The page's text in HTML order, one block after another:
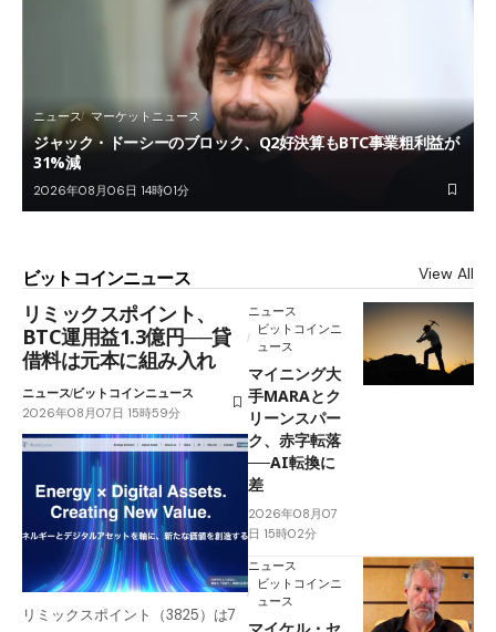
ニュース マーケットニュース
ジャック・ドーシーのブロック、Q2好決算もBTC事業粗利益が
31%減
2026年08月06日 14時01分
ビットコインニュース View All
リミックスポイント、
BTC運用益1.3億円──貸
借料は元本に組み入れ
ニュースビットコインニュース
2026年08月07日 15時59分
リミックスポイント（3825）は7
ニュース
ビットコインニ
ュース
マイニング大
手MARAとク
リーンスパー
ク、赤字転落
──AI転換に
差
2026年08月07
日 15時02分
ニュース
ビットコインニ
ュース